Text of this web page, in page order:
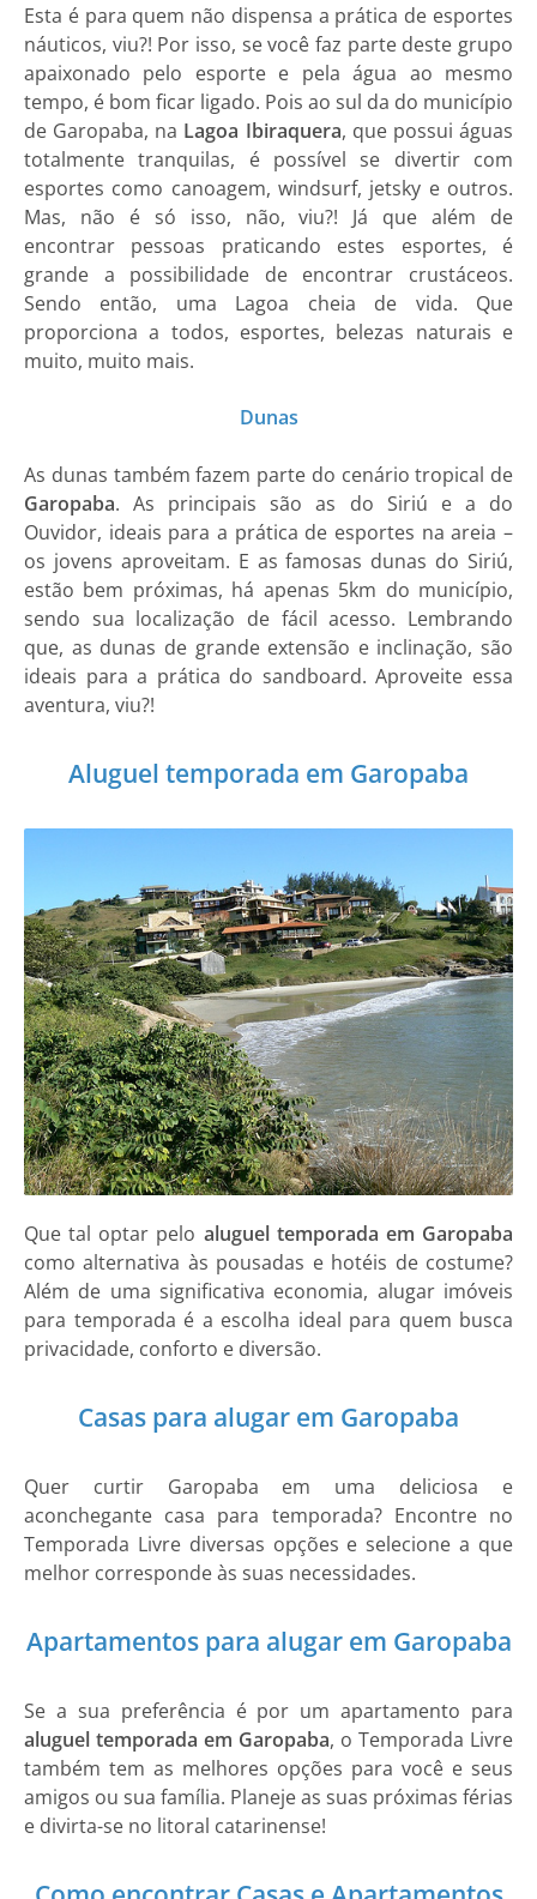
Esta é para quem não dispensa a prática de esportes
náuticos, viu?! Por isso, se você faz parte deste grupo
apaixonado pelo esporte e pela água ao mesmo
tempo, é bom ficar ligado. Pois ao sul da do município
de Garopaba, na Lagoa Ibiraquera, que possui águas
totalmente tranquilas, é possível se divertir com
esportes como canoagem, windsurf, jetsky e outros.
Mas, não é só isso, não, viu?! Já que além de
encontrar pessoas praticando estes esportes, é
grande a possibilidade de encontrar crustáceos.
Sendo então, uma Lagoa cheia de vida. Que
proporciona a todos, esportes, belezas naturais e
muito, muito mais.
Dunas
As dunas também fazem parte do cenário tropical de
Garopaba. As principais são as do Siriú e a do
Ouvidor, ideais para a prática de esportes na areia –
os jovens aproveitam. E as famosas dunas do Siriú,
estão bem próximas, há apenas 5km do município,
sendo sua localização de fácil acesso. Lembrando
que, as dunas de grande extensão e inclinação, são
ideais para a prática do sandboard. Aproveite essa
aventura, viu?!
Aluguel temporada em Garopaba
Que tal optar pelo aluguel temporada em Garopaba
como alternativa às pousadas e hotéis de costume?
Além de uma significativa economia, alugar imóveis
para temporada é a escolha ideal para quem busca
privacidade, conforto e diversão.
Casas para alugar em Garopaba
Quer curtir Garopaba em uma deliciosa e
aconchegante casa para temporada? Encontre no
Temporada Livre diversas opções e selecione a que
melhor corresponde às suas necessidades.
Apartamentos para alugar em Garopaba
Se a sua preferência é por um apartamento para
aluguel temporada em Garopaba, o Temporada Livre
também tem as melhores opções para você e seus
amigos ou sua família. Planeje as suas próximas férias
e divirta-se no litoral catarinense!